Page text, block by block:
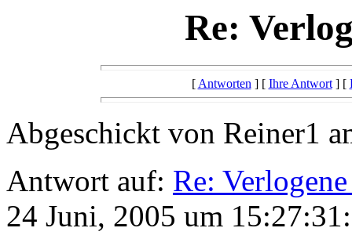
Re:
[Antworten] [ Ihre Antwort] [
Abgeschickt von Reiner1
Antwort auf: Re:
24 Juni, 2005 um 15:27:31: